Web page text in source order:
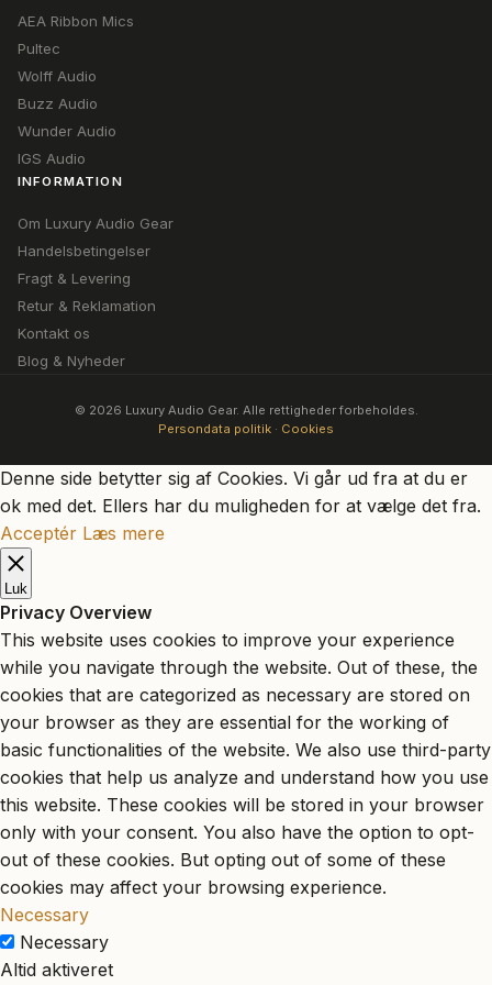
AEA Ribbon Mics
Pultec
Wolff Audio
Buzz Audio
Wunder Audio
IGS Audio
INFORMATION
Om Luxury Audio Gear
Handelsbetingelser
Fragt & Levering
Retur & Reklamation
Kontakt os
Blog & Nyheder
© 2026 Luxury Audio Gear. Alle rettigheder forbeholdes.
Persondata politik · Cookies
Denne side betytter sig af Cookies. Vi går ud fra at du er
ok med det. Ellers har du muligheden for at vælge det fra.
Acceptér Læs mere
Luk
Privacy Overview
This website uses cookies to improve your experience
while you navigate through the website. Out of these, the
cookies that are categorized as necessary are stored on
your browser as they are essential for the working of
basic functionalities of the website. We also use third-party
cookies that help us analyze and understand how you use
this website. These cookies will be stored in your browser
only with your consent. You also have the option to opt-
out of these cookies. But opting out of some of these
cookies may affect your browsing experience.
Necessary
Necessary
Altid aktiveret